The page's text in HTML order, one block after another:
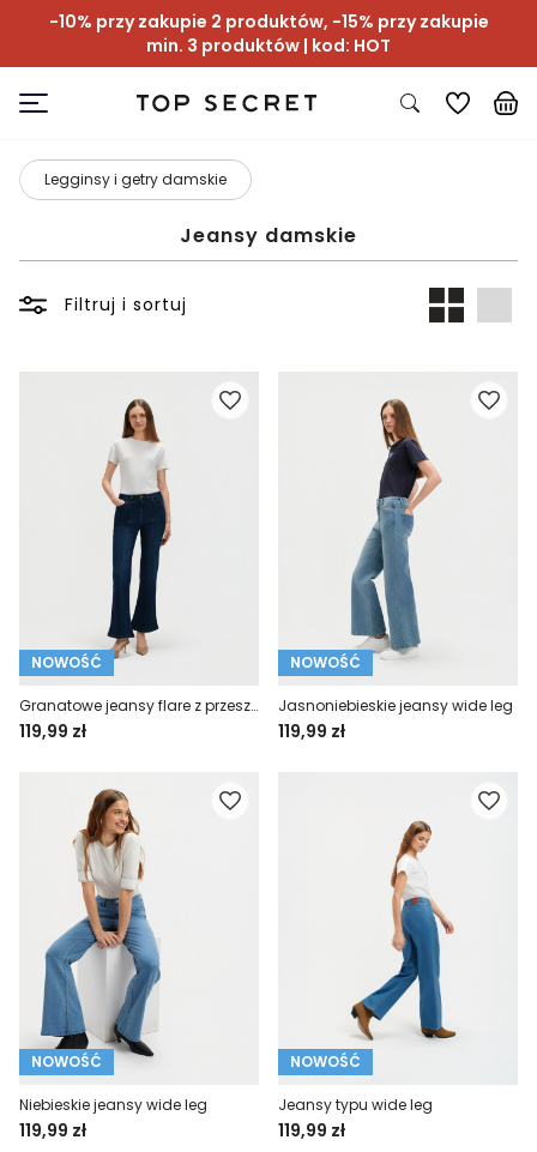
-10% przy zakupie 2 produktów, -15% przy zakupie
min. 3 produktów | kod: HOT
Legginsy i getry damskie
Jeansy damskie
Filtruj i sortuj
NOWOŚĆ
Granatowe jeansy flare z przeszyciami
119,99 zł
NOWOŚĆ
Jasnoniebieskie jeansy wide leg
119,99 zł
NOWOŚĆ
Niebieskie jeansy wide leg
119,99 zł
NOWOŚĆ
Jeansy typu wide leg
119,99 zł